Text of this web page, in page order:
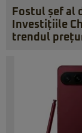
Fostul șef al
Investițiile
trendul